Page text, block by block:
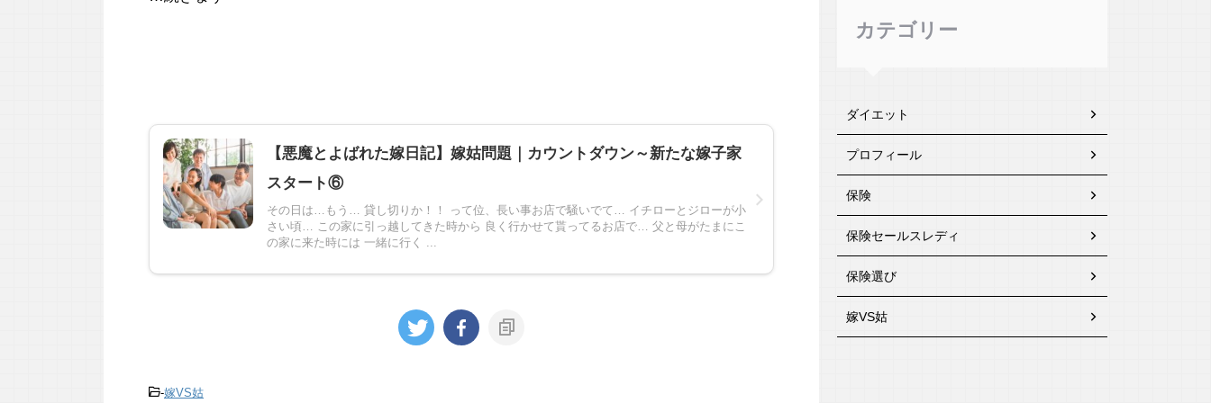
【悪魔とよばれた嫁日記】嫁姑問題｜カウントダウン～新たな嫁子家
スタート⑥
その日は…もう… 貸し切りか！！ って位、長い事お店で騒いでて… イチローとジローが小
さい頃… この家に引っ越してきた時から 良く行かせて貰ってるお店で… 父と母がたまにこ
の家に来た時には 一緒に行く ...
-嫁VS姑
カテゴリー
ダイエット
プロフィール
保険
保険セールスレディ
保険選び
嫁VS姑